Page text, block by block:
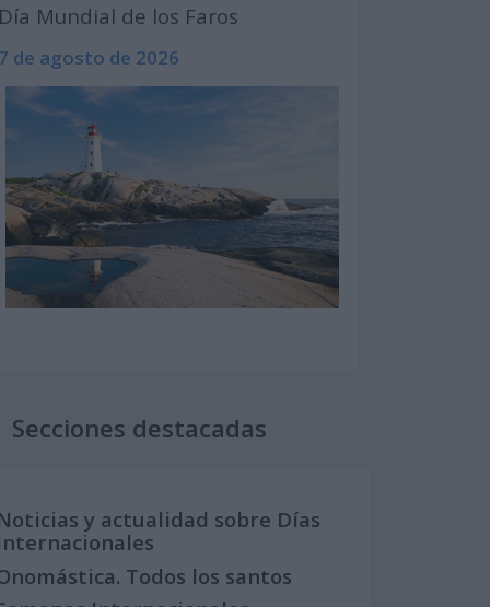
Día Mundial de los Faros
7 de agosto de 2026
Secciones destacadas
y actualidad sobre Días
Todos los santos